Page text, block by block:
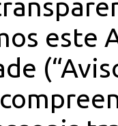
este